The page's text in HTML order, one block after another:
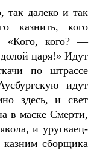
так далеко и так
казнить, кого
«Кого, кого? —
царя!» Идут
по штрассе
идут
здесь, и свет
в маске Смерти,
и уругваец-
казним сборщика